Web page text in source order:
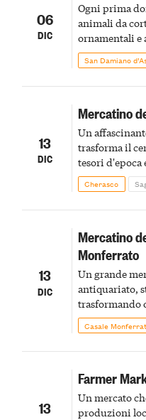
06
DIC
Ogni prima
animali da
ornamentali e
animali,
San Damiano
13
DIC
Mercatino
Un
trasforma il
tesori d'epoca
Cherasco
13
DIC
Mercatino
Monferrato
Un grande
antiquariato,
trasformando
Monferrato in
Casale
13
Farmer
Un mercato
produzioni